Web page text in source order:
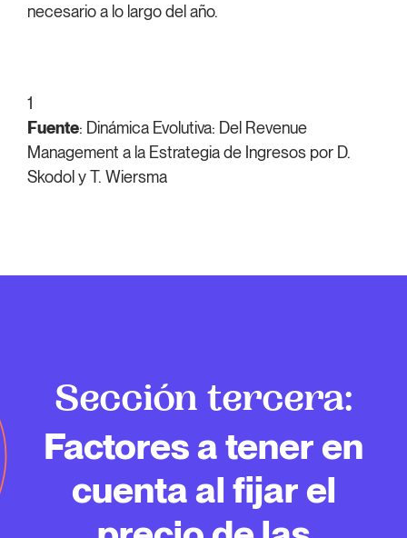
necesario a lo largo del año.
1
Fuente: Dinámica Evolutiva: Del Revenue
Management a la Estrategia de Ingresos por D.
Skodol y T. Wiersma
Sección tercera:
Factores a tener en
cuenta al fijar el